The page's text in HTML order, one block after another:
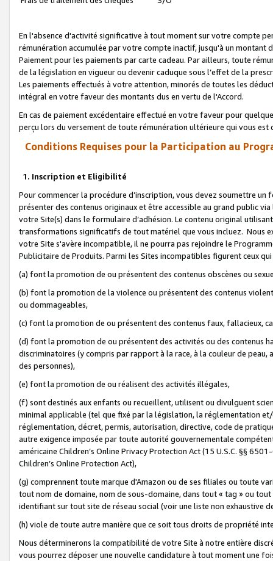
En l'absence d'activité significative à tout moment sur votre compte
rémunération accumulée par votre compte inactif, jusqu'à un montant
Paiement pour les paiements par carte cadeau. Par ailleurs, toute
de la législation en vigueur ou devenir caduque sous l’effet de la
Les paiements effectués à votre attention, minorés de toutes les
intégral en votre faveur des montants dus en vertu de l'Accord.
En cas de paiement excédentaire effectué en votre faveur pour
perçu lors du versement de toute rémunération ultérieure qui vous est
Conditions Requises pour la Participation au
1. Inscription et Eligibilité
Pour commencer la procédure d’inscription, vous devez soumettre
présenter des contenus originaux et être accessible au grand public
votre Site(s) dans le formulaire d’adhésion. Le contenu original
transformations significatifs de tout matériel que vous incluez. Nous
votre Site s'avère incompatible, il ne pourra pas rejoindre le
Publicitaire de Produits. Parmi les Sites incompatibles figurent ceux
(a) font la promotion de ou présentent des contenus obscènes ou
(b) font la promotion de la violence ou présentent des contenus
ou dommageables,
(c) font la promotion de ou présentent des contenus faux, fallacieux,
(d) font la promotion de ou présentent des activités ou des contenus
discriminatoires (y compris par rapport à la race, à la couleur de
des personnes),
(e) font la promotion de ou réalisent des activités illégales,
(f) sont destinés aux enfants ou recueillent, utilisent ou divulguent
minimal applicable (tel que fixé par la législation, la réglementation
réglementation, décret, permis, autorisation, directive, code de
autre exigence imposée par toute autorité gouvernementale
américaine Children’s Online Privacy Protection Act (15 U.S.C. §§
Children’s Online Protection Act),
(g) comprennent toute marque d'Amazon ou de ses filiales ou toute
tout nom de domaine, nom de sous-domaine, dans tout « tag » ou
identifiant sur tout site de réseau social (voir une liste non exhaustive
(h) viole de toute autre manière que ce soit tous droits de propriété
Nous déterminerons la compatibilité de votre Site à notre entière
vous pourrez déposer une nouvelle candidature à tout moment une